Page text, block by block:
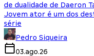
de dualidade de Daeron
Jovem ator é um dos
série
Pedro Siqueira
03.ago.26